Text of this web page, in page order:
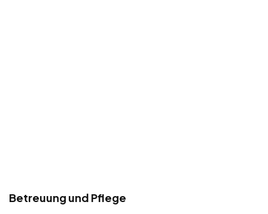
Betreuung und Pflege